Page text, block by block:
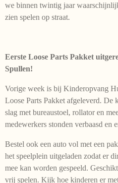
we binnen twintig jaar
zien spelen op straat.
Eerste Loose Parts Pakket
Spullen!
Vorige week is bij Kinderopvang
Loose Parts Pakket afgeleverd. De
slag met bureaustoel, rollator en
medewerkers stonden verbaasd en
Bestel ook een auto vol met een
het speelplein uitgeladen zodat er
mee kan worden gespeeld.
vrij spelen. Kijk hoe kinderen er